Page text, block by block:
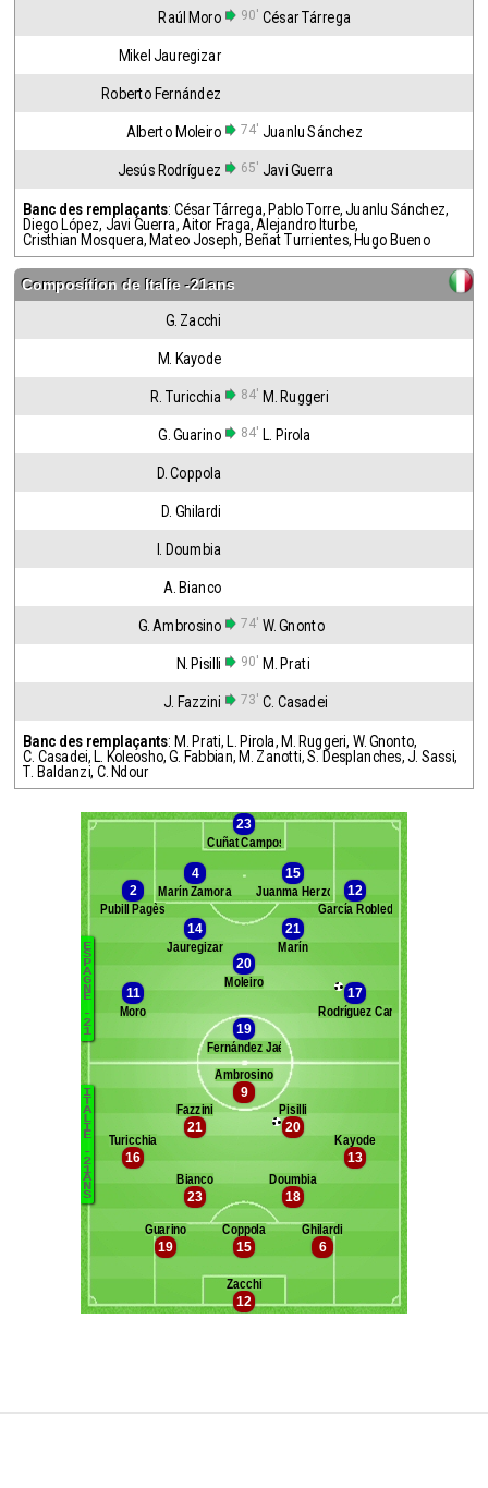
Raúl Moro 90' César Tárrega
Mikel Jauregizar
Roberto Fernández
Alberto Moleiro 74' Juanlu Sánchez
Jesús Rodríguez 65' Javi Guerra
Banc des remplaçants: César Tárrega, Pablo Torre,Juanlu Sánchez,
Diego López, Javi Guerra, Aitor Fraga, Alejandro Iturbe,
Cristhian Mosquera, Mateo Joseph, Beñat Turrientes, Hugo Bueno
Composition de Italie -21ans
G. Zacchi
M. Kayode
R. Turicchia 84' M. Ruggeri
G. Guarino 84' L. Pirola
D. Coppola
D. Ghilardi
I. Doumbia
A. Bianco
G. Ambrosino 74' W. Gnonto
N. Pisilli 90' M. Prati
J. Fazzini 73' C. Casadei
Banc des remplaçants: M. Prati, L. Pirola, M. Ruggeri, W. Gnonto,
C. Casadei, L. Koleosho,G. Fabbian, M. Zanotti,S. Desplanches,J. Sassi,
T. Baldanzi, C. Ndour